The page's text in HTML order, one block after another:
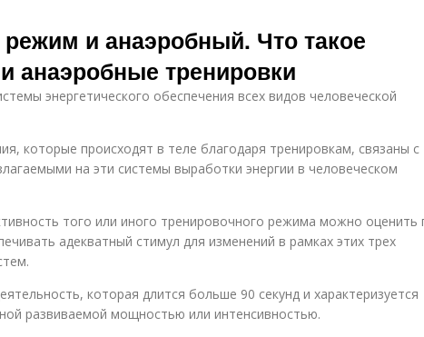
и анаэробный. Что такое
анаэробные тренировки
энергетического обеспечения всех видов человеческой
которые происходят в теле благодаря тренировкам, связаны с
на эти системы выработки энергии в человеческом
того или иного тренировочного режима можно оценить
адекватный стимул для изменений в рамках этих трех
которая длится больше 90 секунд и характеризуется
развиваемой мощностью или интенсивностью.